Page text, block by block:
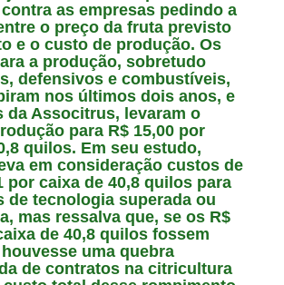
as empresas pedindo a
o preço da fruta previsto
e o custo de produção. Os
a produção, sobretudo
defensivos e combustíveis,
nos últimos dois anos, e
da Associtrus, levaram o
para R$ 15,00 por
quilos. Em seu estudo,
em consideração custos de
por caixa de 40,8 quilos para
de tecnologia superada ou
mas ressalva que, se os R$
de 40,8 quilos fossem
uma quebra
de contratos na citricultura